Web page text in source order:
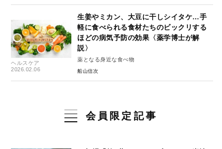
ヘルスケア
2026.02.06
生姜やミカン、大豆に干しシイタケ…手
軽に食べられる食材たちのビックリする
ほどの病気予防の効果〈薬学博士が解
説〉
薬となる身近な食べ物
船山信次
会員限定記事